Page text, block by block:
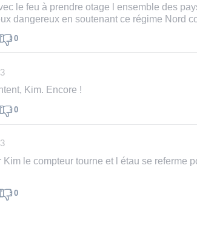
le feu à prendre otage l ensemble des
dangereux en soutenant ce régime Nord
0
Kim. Encore !
0
Kim le compteur tourne et l étau se referme
0